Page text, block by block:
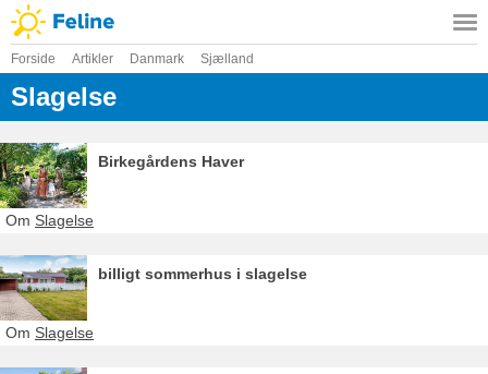
Forside Artikler Danmark Sjælland
Slagelse
Birkegårdens Haver
Om Slagelse
billigt sommerhus i slagelse
Om Slagelse